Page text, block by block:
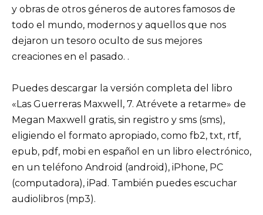
y obras de otros géneros de autores famosos de
todo el mundo, modernos y aquellos que nos
dejaron un tesoro oculto de sus mejores
creaciones en el pasado. .
Puedes descargar la versión completa del libro
«Las Guerreras Maxwell, 7. Atrévete a retarme» de
Megan Maxwell gratis, sin registro y sms (sms),
eligiendo el formato apropiado, como fb2, txt, rtf,
epub, pdf, mobi en español en un libro electrónico,
en un teléfono Android (android), iPhone, PC
(computadora), iPad. También puedes escuchar
audiolibros (mp3).